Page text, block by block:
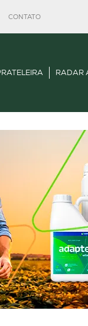
CONTATO
RADAR